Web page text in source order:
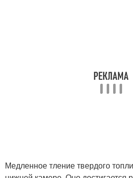
Медленное тление твердого